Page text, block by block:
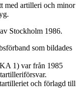
med artilleri och minor
Stockholm 1986.
som bildades
1) var från 1985
och förlagd till